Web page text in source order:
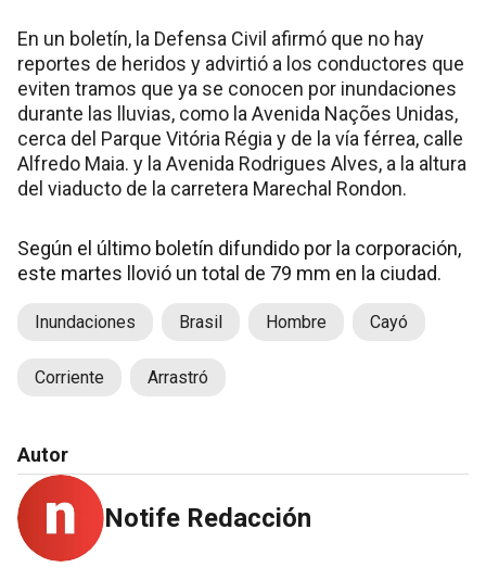
En un boletín, la Defensa Civil afirmó que no hay
reportes de heridos y advirtió a los conductores que
eviten tramos que ya se conocen por inundaciones
durante las lluvias, como la Avenida Nações Unidas,
cerca del Parque Vitória Régia y de la vía férrea, calle
Alfredo Maia. y la Avenida Rodrigues Alves, a la altura
del viaducto de la carretera Marechal Rondon.
Según el último boletín difundido por la corporación,
este martes llovió un total de 79 mm en la ciudad.
Inundaciones Brasil Hombre Cayó
Corriente Arrastró
Autor
Notife Redacción